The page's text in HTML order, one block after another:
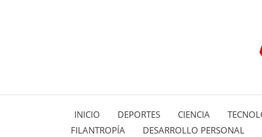
INICIO DEPORTES CIENCIA
FILANTROPÍA
DESARROLLO PERSONAL